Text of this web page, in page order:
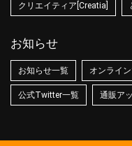
クリエイティア[Creatia]
お知らせ
お知らせ一覧 オンライ
公式Twitter一覧 通販ア